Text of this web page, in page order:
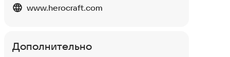
Игрушка классная :) позалипать , убить
www.herocraft.com
Дополнительно